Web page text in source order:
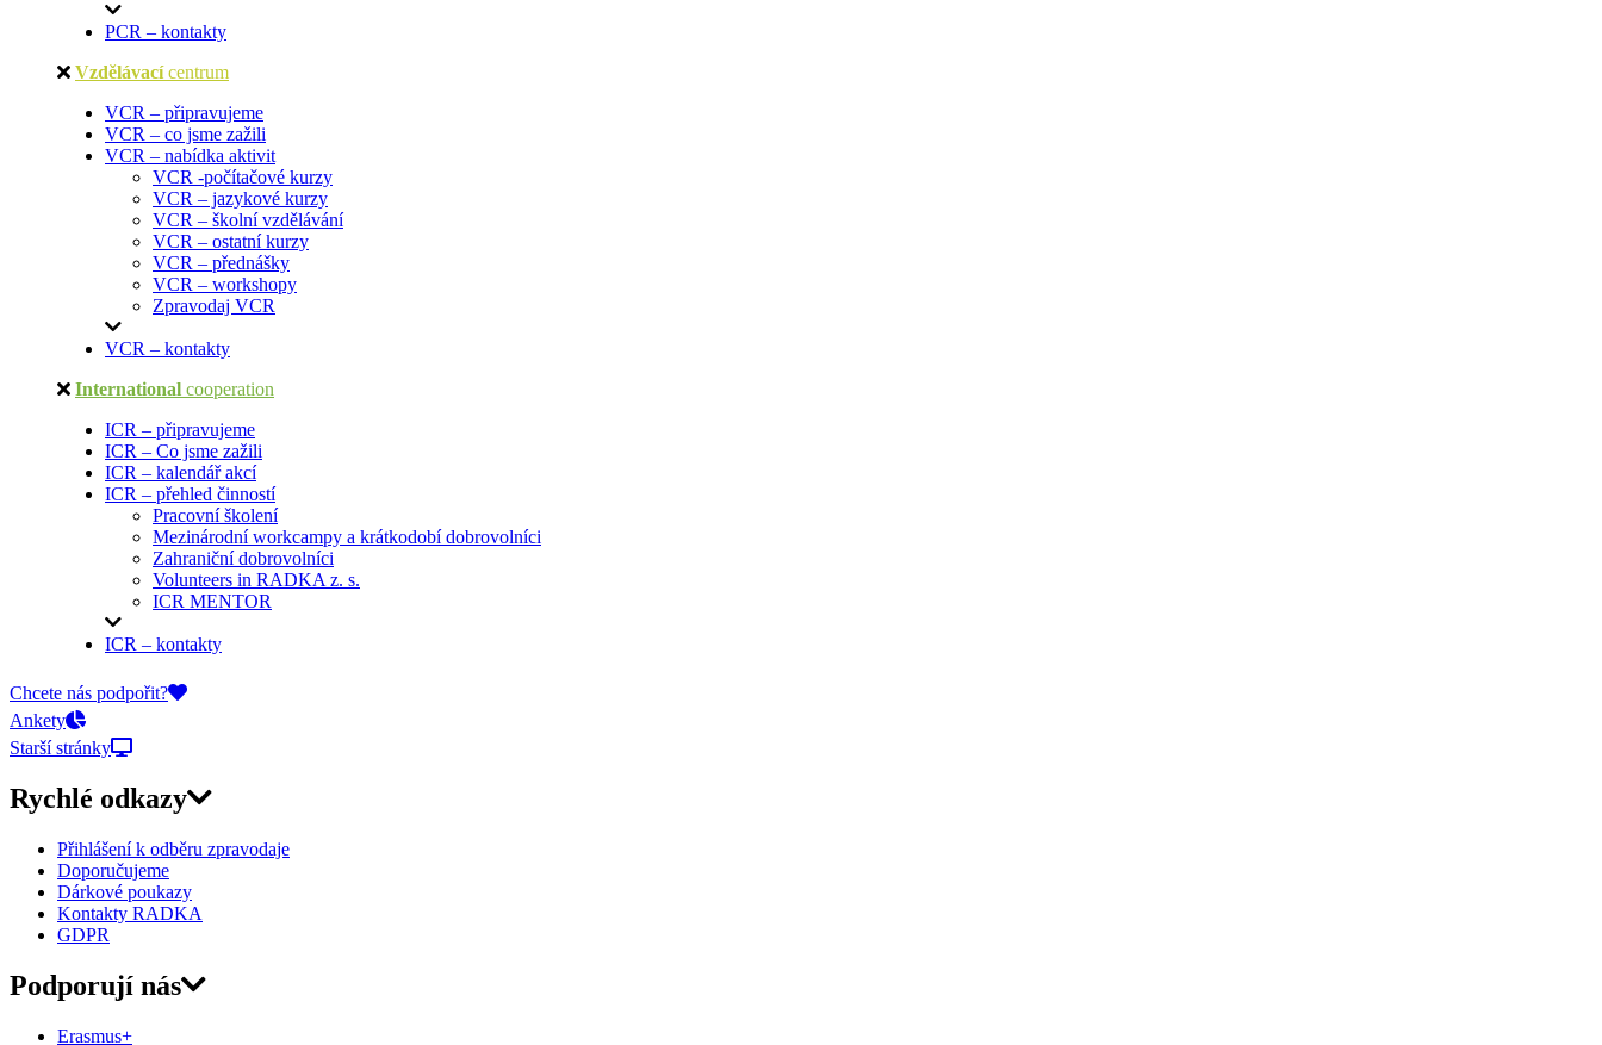
PCR – kontakty
Vzdělávací centrum
VCR – připravujeme
VCR – co jsme zažili
VCR – nabídka aktivit
VCR -počítačové kurzy
VCR – jazykové kurzy
VCR – školní vzdělávání
VCR – ostatní kurzy
VCR – přednášky
VCR – workshopy
Zpravodaj VCR
VCR – kontakty
International cooperation
ICR – připravujeme
ICR – Co jsme zažili
ICR – kalendář akcí
ICR – přehled činností
Pracovní školení
Mezinárodní workcampy a krátkodobí dobrovolníci
Zahraniční dobrovolníci
Volunteers in RADKA z. s.
ICR MENTOR
ICR – kontakty
On-line přihlášky
Chcete nás podpořit?
Ankety
Starší stránky
Rychlé odkazy
Přihlášení k odběru zpravodaje
Doporučujeme
Dárkové poukazy
Kontakty RADKA
GDPR
Podporují nás
Erasmus+